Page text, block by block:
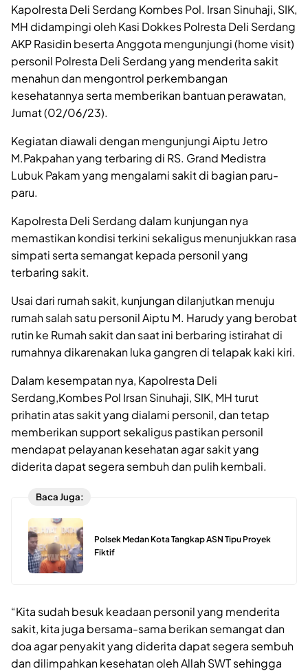
Kapolresta Deli Serdang Kombes Pol. Irsan Sinuhaji, SIK,
MH didampingi oleh Kasi Dokkes Polresta Deli Serdang
AKP Rasidin beserta Anggota mengunjungi (home visit)
personil Polresta Deli Serdang yang menderita sakit
menahun dan mengontrol perkembangan
kesehatannya serta memberikan bantuan perawatan,
Jumat (02/06/23).
Kegiatan diawali dengan mengunjungi Aiptu Jetro
M.Pakpahan yang terbaring di RS. Grand Medistra
Lubuk Pakam yang mengalami sakit di bagian paru-
paru.
Kapolresta Deli Serdang dalam kunjungan nya
memastikan kondisi terkini sekaligus menunjukkan rasa
simpati serta semangat kepada personil yang
terbaring sakit.
Usai dari rumah sakit, kunjungan dilanjutkan menuju
rumah salah satu personil Aiptu M. Harudy yang berobat
rutin ke Rumah sakit dan saat ini berbaring istirahat di
rumahnya dikarenakan luka gangren di telapak kaki kiri.
Dalam kesempatan nya, Kapolresta Deli
Serdang,Kombes Pol Irsan Sinuhaji, SIK, MH turut
prihatin atas sakit yang dialami personil, dan tetap
memberikan support sekaligus pastikan personil
mendapat pelayanan kesehatan agar sakit yang
diderita dapat segera sembuh dan pulih kembali.
Baca Juga:
Polsek Medan Kota Tangkap ASN Tipu Proyek
Fiktif
“Kita sudah besuk keadaan personil yang menderita
sakit, kita juga bersama-sama berikan semangat dan
doa agar penyakit yang diderita dapat segera sembuh
dan dilimpahkan kesehatan oleh Allah SWT sehingga